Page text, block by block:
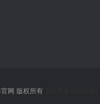
网 版权所有